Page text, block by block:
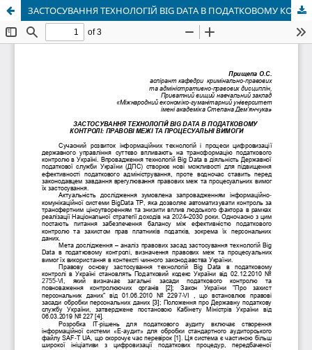
ЗАСТОСУВАННЯ ТЕХНОЛОГІЙ BIG DATA В ПОДАТКОВОМУ КОНТРОЛІ: ПРАВОВІ МЕЖІ ТА ПРОЦЕСУАЛЬНІ ВИМОГИ